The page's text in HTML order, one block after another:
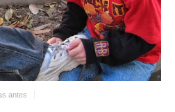
antes